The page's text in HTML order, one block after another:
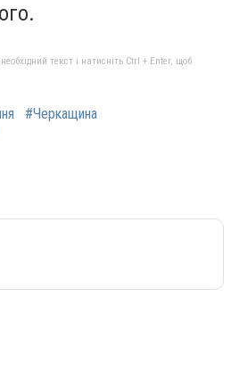
текст і натисніть Ctrl + Enter, щоб
#Черкащина